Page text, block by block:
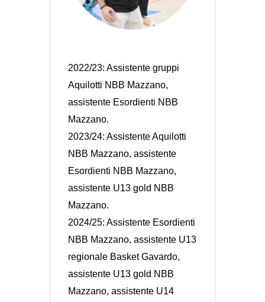
2022/23: Assistente gruppi
Aquilotti NBB Mazzano,
assistente Esordienti NBB
Mazzano.
2023/24: Assistente Aquilotti
NBB Mazzano, assistente
Esordienti NBB Mazzano,
assistente U13 gold NBB
Mazzano.
2024/25: Assistente Esordienti
NBB Mazzano, assistente U13
regionale Basket Gavardo,
assistente U13 gold NBB
Mazzano, assistente U14